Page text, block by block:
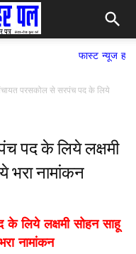
फास्ट न्यूज हर पल
परसकोल से सरपंच पद के लिये
पद के लिये लक्षमी
भरा नामांकन
लिये लक्षमी सोहन साहू
नामांकन